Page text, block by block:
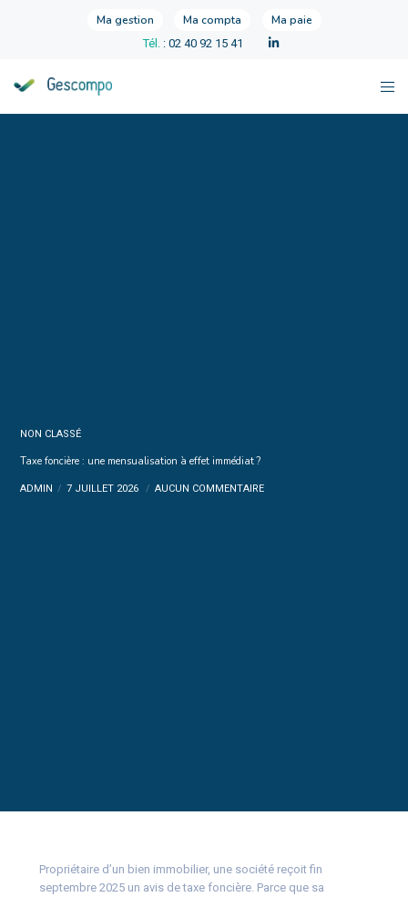
Ma gestion Ma compta Ma paie
Tél. : 02 40 92 15 41
NON CLASSÉ
Taxe foncière : une mensualisation à effet immédiat ?
ADMIN 7 JUILLET 2026 AUCUN COMMENTAIRE
Propriétaire d’un bien immobilier, une société reçoit fin
septembre 2025 un avis de taxe foncière. Parce que sa